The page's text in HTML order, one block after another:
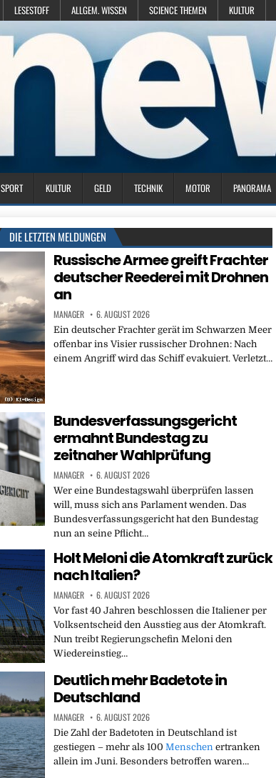
LESESTOFF ALLGEM. WISSEN SCIENCE THEMEN KULTUR
SPORT KULTUR GELD TECHNIK MOTOR PANORAMA
DIE LETZTEN MELDUNGEN
Russische Armee greift Frachter
deutscher Reederei mit Drohnen
an
MANAGER 6. AUGUST 2026
Ein deutscher Frachter gerät im Schwarzen Meer
offenbar ins Visier russischer Drohnen: Nach
einem Angriff wird das Schiff evakuiert. Verletzt…
Bundesverfassungsgericht
ermahnt Bundestag zu
zeitnaher Wahlprüfung
MANAGER 6. AUGUST 2026
Wer eine Bundestagswahl überprüfen lassen
will, muss sich ans Parlament wenden. Das
Bundesverfassungsgericht hat den Bundestag
nun an seine Pflicht…
Holt Meloni die Atomkraft zurück
nach Italien?
MANAGER 6. AUGUST 2026
Vor fast 40 Jahren beschlossen die Italiener per
Volksentscheid den Ausstieg aus der Atomkraft.
Nun treibt Regierungschefin Meloni den
Wiedereinstieg…
Deutlich mehr Badetote in
Deutschland
MANAGER 6. AUGUST 2026
Die Zahl der Badetoten in Deutschland ist
gestiegen – mehr als 100 Menschen ertranken
allein im Juni. Besonders betroffen waren…